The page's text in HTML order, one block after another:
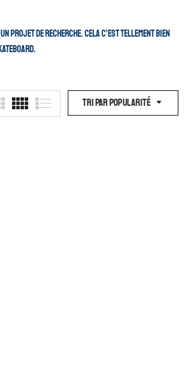
projet de recherche. Cela c’est tellement bien
Tri Par Popularité